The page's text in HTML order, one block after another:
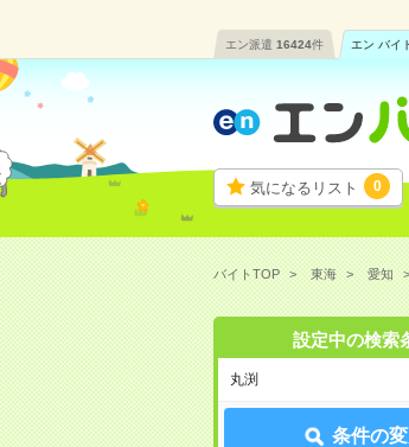
エン派遣 16424件 エン バイ
気になるリスト 0
バイトTOP 東海 愛知
設定中の検索
丸渕
条件の